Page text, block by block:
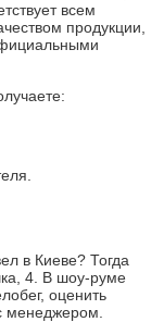
всем
продукции,
в Киеве? Тогда
4. В шоу-руме
оценить
менеджером.